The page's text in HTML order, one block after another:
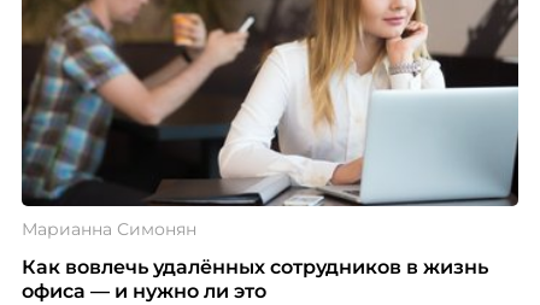
Марианна Симонян
Как вовлечь удалённых сотрудников в жизнь
офиса — и нужно ли это